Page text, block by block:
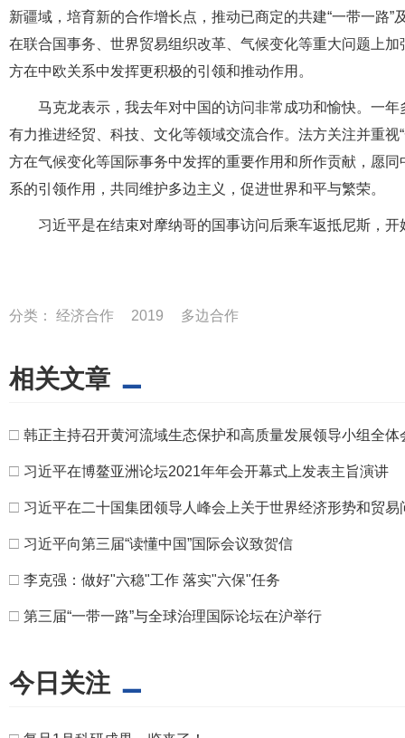
新疆域，培育新的合作增长点，推动已商定的共建“一带一路
在联合国事务、世界贸易组织改革、气候变化等重大问题上
方在中欧关系中发挥更积极的引领和推动作用。
马克龙表示，我去年对中国的访问非常成功和愉快。一
有力推进经贸、科技、文化等领域交流合作。法方关注并重
方在气候变化等国际事务中发挥的重要作用和所作贡献，愿
系的引领作用，共同维护多边主义，促进世界和平与繁荣。
习近平是在结束对摩纳哥的国事访问后乘车返抵尼斯，
分类： 经济合作 2019 多边合作
相关文章
□ 韩正主持召开黄河流域生态保护和高质量发展领导小组全体
□ 习近平在博鳌亚洲论坛2021年年会开幕式上发表主旨演讲
□ 习近平在二十国集团领导人峰会上关于世界经济形势和贸
□ 习近平向第三届“读懂中国”国际会议致贺信
□ 李克强：做好"六稳"工作 落实"六保"任务
□ 第三届“一带一路”与全球治理国际论坛在沪举行
今日关注